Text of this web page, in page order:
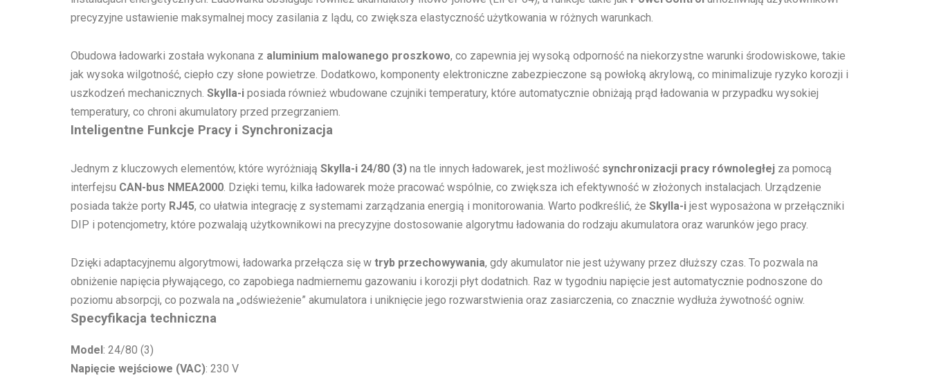
precyzyjne ustawienie maksymalnej mocy zasilania z lądu, co zwiększa elastyczność użytkowania w różnych warunkach.
Obudowa ładowarki została wykonana z aluminium malowanego proszkowo, co zapewnia jej wysoką odporność na niekorzystne warunki środowiskowe, takie
jak wysoka wilgotność, ciepło czy słone powietrze. Dodatkowo, komponenty elektroniczne zabezpieczone są powłoką akrylową, co minimalizuje ryzyko korozji i
uszkodzeń mechanicznych. Skylla-i posiada również wbudowane czujniki temperatury, które automatycznie obniżają prąd ładowania w przypadku wysokiej
temperatury, co chroni akumulatory przed przegrzaniem.
Inteligentne Funkcje Pracy i Synchronizacja
Jednym z kluczowych elementów, które wyróżniają Skylla-i 24/80 (3) na tle innych ładowarek, jest możliwość synchronizacji pracy równoległej za pomocą
interfejsu CAN-bus NMEA2000 . Dzięki temu, kilka ładowarek może pracować wspólnie, co zwiększa ich efektywność w złożonych instalacjach. Urządzenie
posiada także porty RJ45, co ułatwia integrację z systemami zarządzania energią i monitorowania. Warto podkreślić, że Skylla-i jest wyposażona w przełączniki
DIP i potencjometry, które pozwalają użytkownikowi na precyzyjne dostosowanie algorytmu ładowania do rodzaju akumulatora oraz warunków jego pracy.
Dzięki adaptacyjnemu algorytmowi, ładowarka przełącza się w tryb przechowywania, gdy akumulator nie jest używany przez dłuższy czas. To pozwala na
obniżenie napięcia pływającego, co zapobiega nadmiernemu gazowaniu i korozji płyt dodatnich. Raz w tygodniu napięcie jest automatycznie podnoszone do
poziomu absorpcji, co pozwala na „odświeżenie” akumulatora i uniknięcie jego rozwarstwienia oraz zasiarczenia, co znacznie wydłuża żywotność ogniw.
Specyfikacja techniczna
Model : 24/80 (3)
Napięcie wejściowe (VAC): 230 V